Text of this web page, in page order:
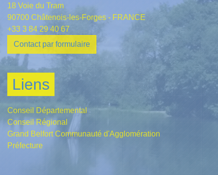
18 Voie du Tram
90700 Châtenois-les-Forges - FRANCE
+33 3 84 29 40 67
Contact par formulaire
Liens
Conseil Départemental
Conseil Régional
Grand Belfort Communauté d'Agglomération
Préfecture